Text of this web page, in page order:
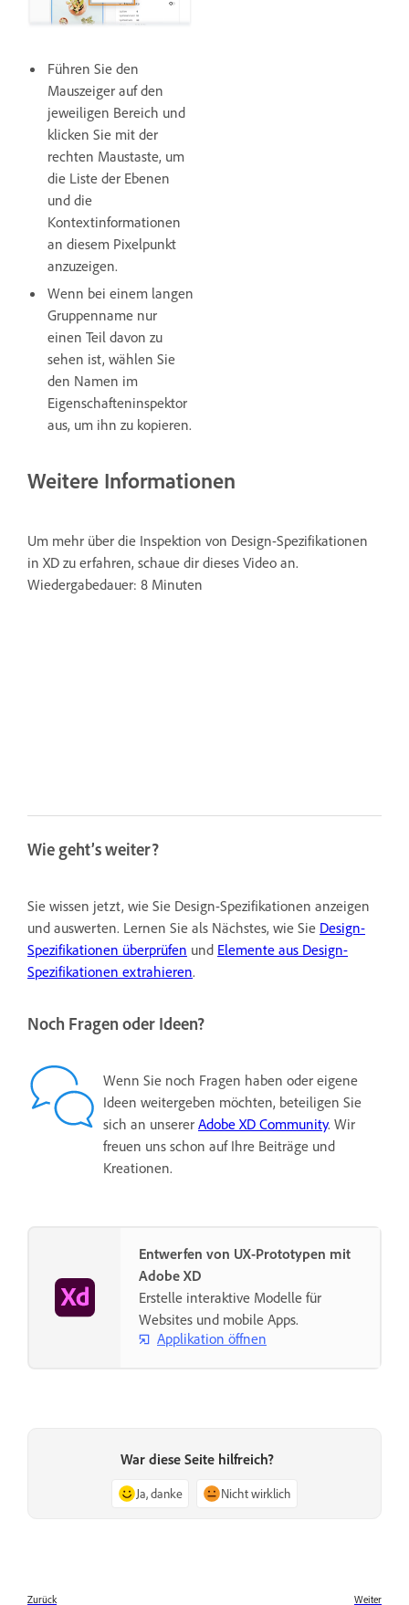
Führen Sie den
Mauszeiger auf den
jeweiligen Bereich und
klicken Sie mit der
rechten Maustaste, um
die Liste der Ebenen
und die
Kontextinformationen
an diesem Pixelpunkt
anzuzeigen.
Wenn bei einem langen
Gruppenname nur
einen Teil davon zu
sehen ist, wählen Sie
den Namen im
Eigenschafteninspektor
aus, um ihn zu kopieren.
Weitere Informationen
Um mehr über die Inspektion von Design-Spezifikationen
in XD zu erfahren, schaue dir dieses Video an.
Wiedergabedauer: 8 Minuten
Wie geht’s weiter?
Sie wissen jetzt, wie Sie Design-Spezifikationen anzeigen
und auswerten. Lernen Sie als Nächstes, wie Sie Design-
Spezifikationen überprüfen und Elemente aus Design-
Spezifikationen extrahieren.
Noch Fragen oder Ideen?
Wenn Sie noch Fragen haben oder eigene
Ideen weitergeben möchten, beteiligen Sie
sich an unserer Adobe XD Community. Wir
freuen uns schon auf Ihre Beiträge und
Kreationen.
Entwerfen von UX-Prototypen mit
Adobe XD
Erstelle interaktive Modelle für
Websites und mobile Apps.
Applikation öffnen
War diese Seite hilfreich?
Ja, danke Nicht wirklich
Zurück Weiter